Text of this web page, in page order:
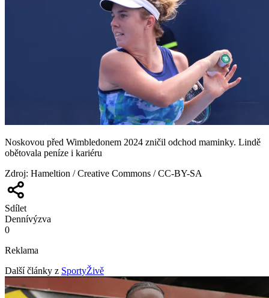
Noskovou před Wimbledonem 2024 zničil odchod maminky. Lindě
obětovala peníze i kariéru
Zdroj: Hameltion / Creative Commons / CC-BY-SA
Sdílet
Dennívýzva
0
Reklama
Další články z SportyŽivě